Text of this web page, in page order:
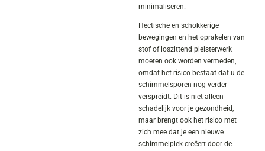
minimaliseren.
Hectische en schokkerige
bewegingen en het oprakelen van
stof of loszittend pleisterwerk
moeten ook worden vermeden,
omdat het risico bestaat dat u de
schimmelsporen nog verder
verspreidt. Dit is niet alleen
schadelijk voor je gezondheid,
maar brengt ook het risico met
zich mee dat je een nieuwe
schimmelplek creëert door de